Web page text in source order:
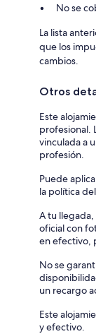
No se
La lista
que los
cambios.
Otros
Este
profesional.
vinculada a
profesión.
Puede
la política
A tu
oficial con
en efectivo,
No se
un recargo
Este
y efectivo.